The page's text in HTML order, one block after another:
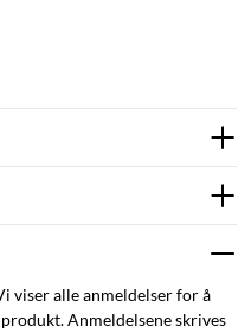
viser alle anmeldelser for å
Anmeldelsene skrives